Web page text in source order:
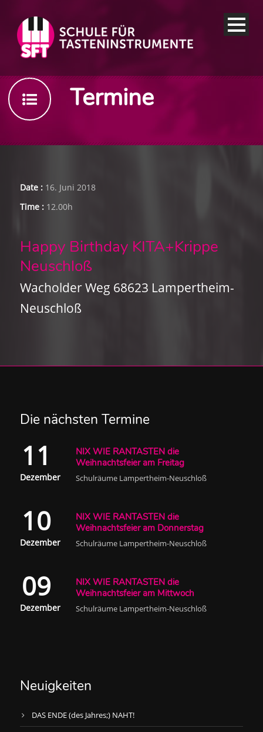
Termine
Date : 16. Juni 2018
Time : 12.00h
Happy Birthday KITA+Krippe
Neuschloß
Wacholder Weg 68623 Lampertheim-
Neuschloß
Die nächsten Termine
11
Dezember
NIX WIE RANTASTEN die
Weihnachtsfeier am Freitag
Schulräume Lampertheim-Neuschloß
10
Dezember
NIX WIE RANTASTEN die
Weihnachtsfeier am Donnerstag
Schulräume Lampertheim-Neuschloß
09
Dezember
NIX WIE RANTASTEN die
Weihnachtsfeier am Mittwoch
Schulräume Lampertheim-Neuschloß
Neuigkeiten
DAS ENDE (des Jahres;) NAHT!